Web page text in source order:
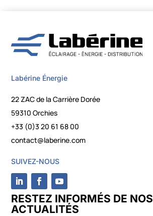
Labérine Énergie
22 ZAC de la Carrière Dorée
59310 Orchies
+33 (0)3 20 61 68 00
contact@laberine.com
SUIVEZ-NOUS
RESTEZ INFORMÉS DE NOS
ACTUALITÉS